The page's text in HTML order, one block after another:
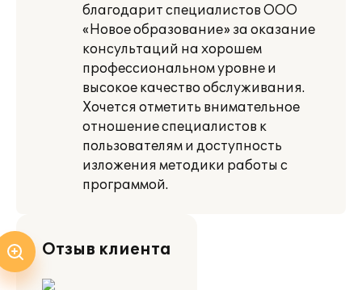
благодарит специалистов ООО
«Новое образование» за оказание
консультаций на хорошем
профессиональном уровне и
высокое качество обслуживания.
Хочется отметить внимательное
отношение специалистов к
пользователям и доступность
изложения методики работы с
программой.
Отзыв клиента